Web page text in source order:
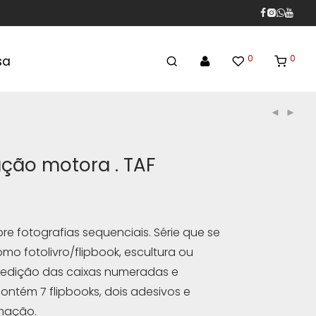
0 0
motora . TAF
fotografias sequenciais. Série que se
fotolivro/flipbook, escultura ou
das caixas numeradas e
7 flipbooks, dois adesivos e